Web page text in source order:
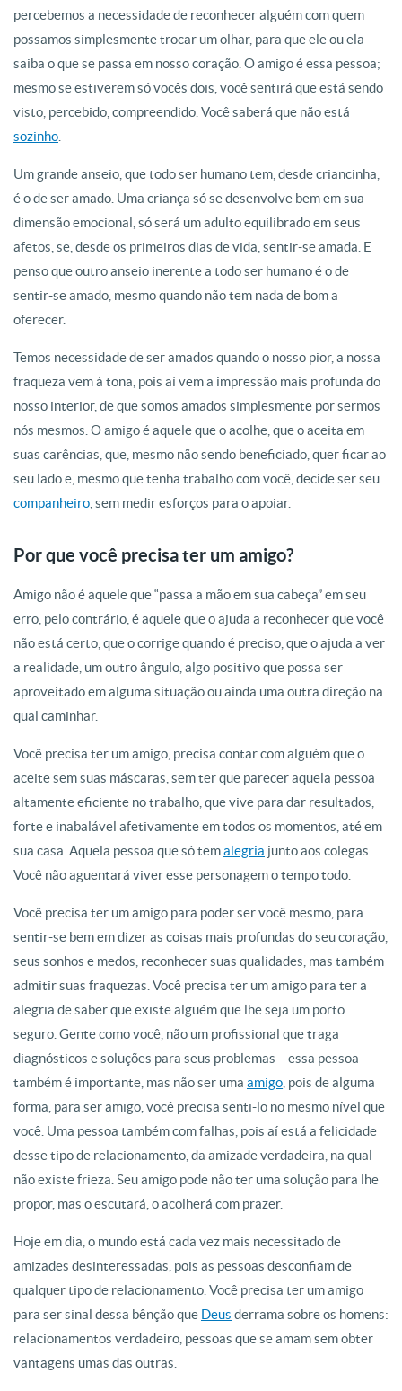
percebemos a necessidade de reconhecer alguém com quem
possamos simplesmente trocar um olhar, para que ele ou ela
saiba o que se passa em nosso coração. O amigo é essa pessoa;
mesmo se estiverem só vocês dois, você sentirá que está sendo
visto, percebido, compreendido. Você saberá que não está
sozinho
Um grande anseio, que todo ser humano tem, desde criancinha,
é o de ser amado. Uma criança só se desenvolve bem em sua
dimensão emocional, só será um adulto equilibrado em seus
afetos, se, desde os primeiros dias de vida, sentir-se amada. E
penso que outro anseio inerente a todo ser humano é o de
sentir-se amado, mesmo quando não tem nada de bom a
oferecer.
Temos necessidade de ser amados quando o nosso pior, a nossa
fraqueza vem à tona, pois aí vem a impressão mais profunda do
nosso interior, de que somos amados simplesmente por sermos
nós mesmos. O amigo é aquele que o acolhe, que o aceita em
suas carências, que, mesmo não sendo beneficiado, quer ficar ao
seu lado e, mesmo que tenha trabalho com você, decide ser seu
companheiro , sem medir esforços para o apoiar.
Por que você precisa ter um amigo?
Amigo não é aquele que “passa a mão em sua cabeça” em seu
erro, pelo contrário, é aquele que o ajuda a reconhecer que você
não está certo, que o corrige quando é preciso, que o ajuda a ver
a realidade, um outro ângulo, algo positivo que possa ser
aproveitado em alguma situação ou ainda uma outra direção na
qual caminhar.
Você precisa ter um amigo, precisa contar com alguém que o
aceite sem suas máscaras, sem ter que parecer aquela pessoa
altamente eficiente no trabalho, que vive para dar resultados,
forte e inabalável afetivamente em todos os momentos, até em
sua casa. Aquela pessoa que só temalegria junto aos colegas.
Você não aguentará viver esse personagem o tempo todo.
Você precisa ter um amigo para poder ser você mesmo, para
sentir-se bem em dizer as coisas mais profundas do seu coração,
seus sonhos e medos, reconhecer suas qualidades, mas também
admitir suas fraquezas. Você precisa ter um amigo para ter a
alegria de saber que existe alguém que lhe seja um porto
seguro. Gente como você, não um profissional que traga
diagnósticos e soluções para seus problemas – essa pessoa
também é importante, mas não ser uma amigo , pois de alguma
forma, para ser amigo, você precisa senti-lo no mesmo nível que
você. Uma pessoa também com falhas, pois aí está a felicidade
desse tipo de relacionamento, da amizade verdadeira, na qual
não existe frieza. Seu amigo pode não ter uma solução para lhe
propor, mas o escutará, o acolherá com prazer.
Hoje em dia, o mundo está cada vez mais necessitado de
amizades desinteressadas, pois as pessoas desconfiam de
qualquer tipo de relacionamento. Você precisa ter um amigo
para ser sinal dessa bênção que Deus derrama sobre os homens:
relacionamentos verdadeiro, pessoas que se amam sem obter
vantagens umas das outras.